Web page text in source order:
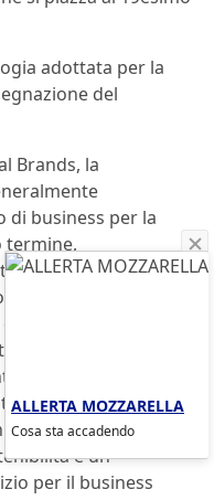
adottata per la
del
Brands, la
di business per la
termine,
e per gestire i
senso anche
implica
di un
aziendale con
di benefici
è un
per il business
ALLERTA MOZZARELLA
Cosa sta accadendo